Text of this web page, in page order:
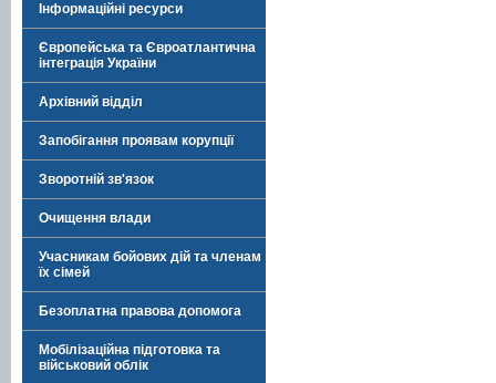
Інформаційні ресурси
Європейська та Євроатлантична
інтеграція України
Архівний відділ
Запобігання проявам корупції
Зворотній зв'язок
Очищення влади
Учасникам бойових дій та членам
їх сімей
Безоплатна правова допомога
Мобілізаційна підготовка та
військовий облік